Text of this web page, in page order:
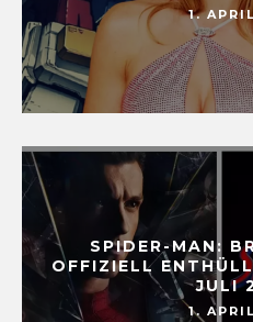
1.
SPIDER-MAN:
OFFIZIELL
JULI
1.